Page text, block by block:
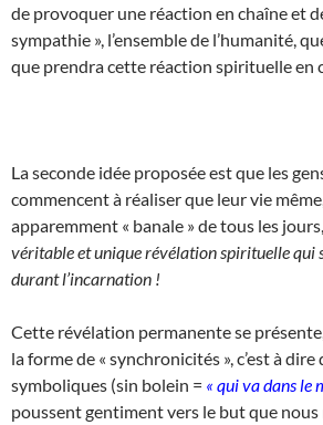
de provoquer une réaction en chaîne et
sympathie », l’ensemble de l’humanité,
que prendra cette réaction spirituelle en
La seconde idée proposée est que les
commencent à réaliser que leur vie
apparemment « banale » de tous les jours,
véritable et unique révélation spirituelle qui
durant l’incarnation !
Cette révélation permanente se
la forme de « synchronicités », c’est à dire
symboliques (sin bolein = « qui va dans le
poussent gentiment vers le but que nous